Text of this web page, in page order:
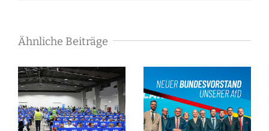
Ähnliche Beiträge